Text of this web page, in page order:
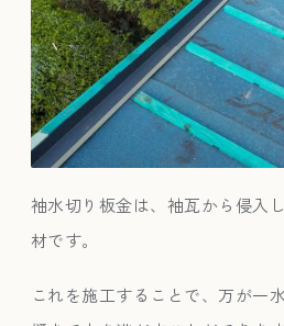
袖水切り板金は、袖瓦から侵入
材です。
これを施工することで、万が一